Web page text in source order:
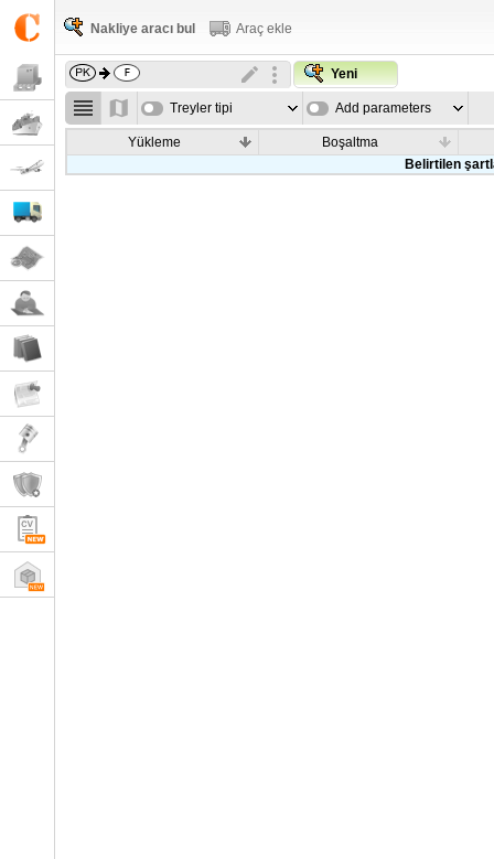
Nakliye aracı bul Araç ekle
Yeni
Treyler tipi Add parameters
Yükleme
Boşaltma
Belirtilen